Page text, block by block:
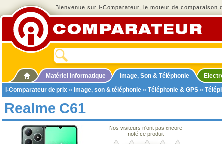
Bienvenue sur i-Comparateur, le moteur de comparaison
Matériel informatique Image, Son & Téléphonie
i-Comparateur de prix » Image, son & téléphonie » Téléphonie & GPS »
Realme C61
Nos visiteurs n'ont pas encore
noté ce produit